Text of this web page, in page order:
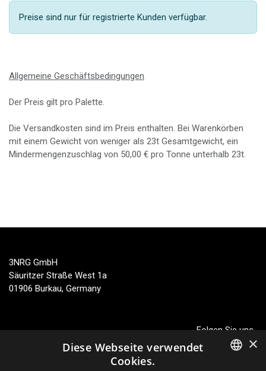
Preise sind nur für registrierte Kunden verfügbar.
Allgemeine Geschäftsbedingungen
Der Preis gilt pro Palette.
Die Versandkosten sind im Preis enthalten. Bei Warenkörben
mit einem Gewicht von weniger als 23t Gesamtgewicht, ein
Mindermengenzuschlag von 50,00 € pro Tonne unterhalb 23t.
3NRG GmbH
Säuritzer Straße West 1a
01906 Burkau, Germany
Folgen Sie uns
×
Diese Webseite verwendet
Cookies.